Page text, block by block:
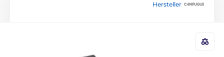
Hersteller